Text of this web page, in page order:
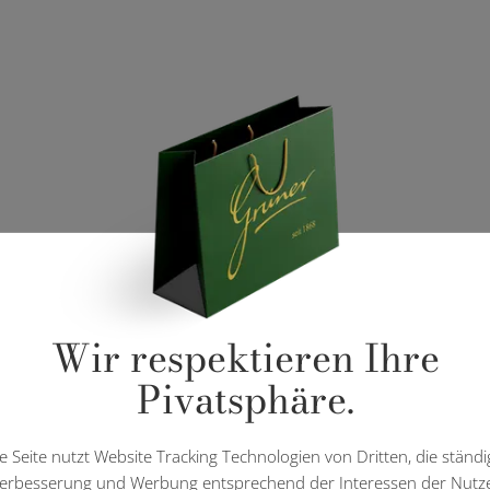
Wir respektieren Ihre
Pivatsphäre.
Seite nutzt Website Tracking Technologien von Dritten, die
und Werbung entsprechend der Interessen der